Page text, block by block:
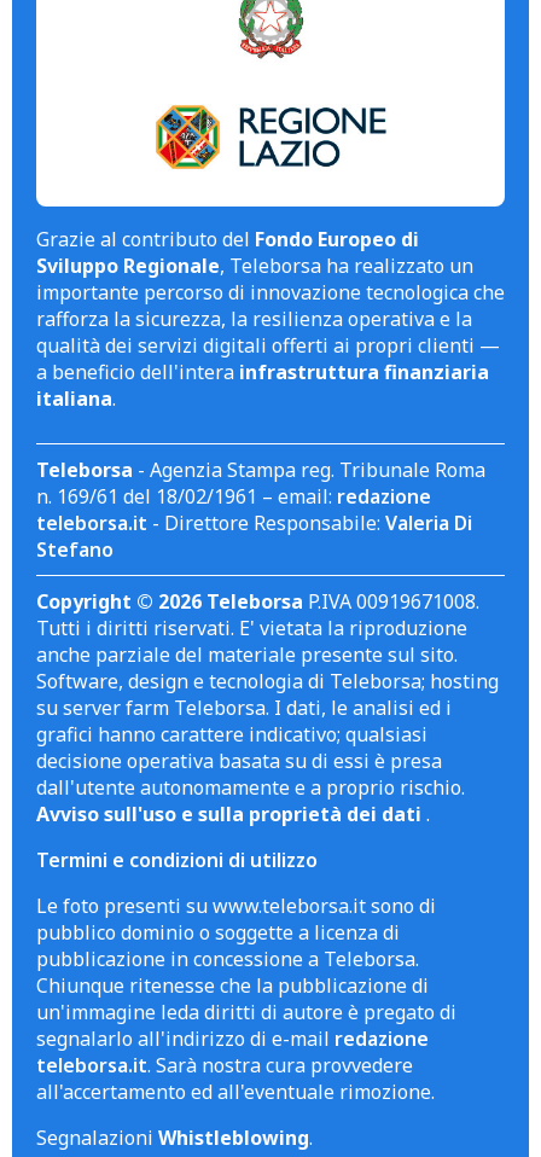
Grazie al contributo del Fondo Europeo di
Sviluppo Regionale, Teleborsa ha realizzato un
importante percorso di innovazione tecnologica che
rafforza la sicurezza, la resilienza operativa e la
qualità dei servizi digitali offerti ai propri clienti —
a beneficio dell'intera infrastruttura finanziaria
italiana.
Teleborsa - Agenzia Stampa reg. Tribunale Roma
n. 169/61 del 18/02/1961 – email: redazione
teleborsa.it - Direttore Responsabile: Valeria Di
Stefano
Copyright © 2026 Teleborsa P.IVA 00919671008.
Tutti i diritti riservati. E' vietata la riproduzione
anche parziale del materiale presente sul sito.
Software, design e tecnologia di Teleborsa; hosting
su server farm Teleborsa. I dati, le analisi ed i
grafici hanno carattere indicativo; qualsiasi
decisione operativa basata su di essi è presa
dall'utente autonomamente e a proprio rischio.
Avviso sull'uso e sulla proprietà dei dati .
Termini e condizioni di utilizzo
Le foto presenti su www.teleborsa.it sono di
pubblico dominio o soggette a licenza di
pubblicazione in concessione a Teleborsa.
Chiunque ritenesse che la pubblicazione di
un'immagine leda diritti di autore è pregato di
segnalarlo all'indirizzo di e-mail redazione
teleborsa.it. Sarà nostra cura provvedere
all'accertamento ed all'eventuale rimozione.
Segnalazioni Whistleblowing.